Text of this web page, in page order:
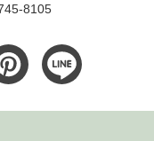
8105